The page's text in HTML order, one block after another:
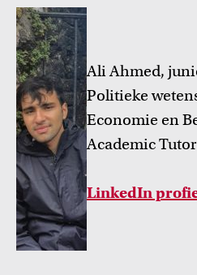
Onderwijsinnovatie en
Leer over initiatieven en beurzen
innovatieve ideeën realiseren.
Ali Ahmed,
Politieke
Economie en
Academic
LinkedIn